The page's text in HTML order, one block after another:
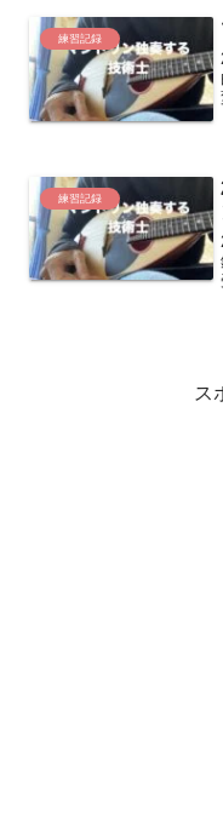
練習記録
練習記録
ス